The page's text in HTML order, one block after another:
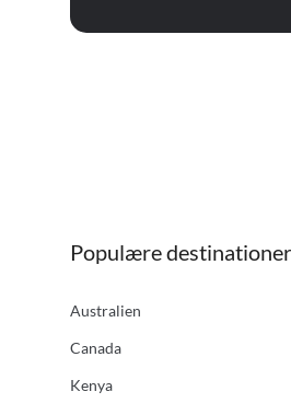
Populære destinationer
Australien
Canada
Kenya